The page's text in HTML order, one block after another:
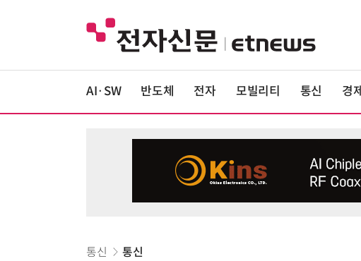
AI·SW 반도체 전자 모빌리티 통신 경제
통신 통신